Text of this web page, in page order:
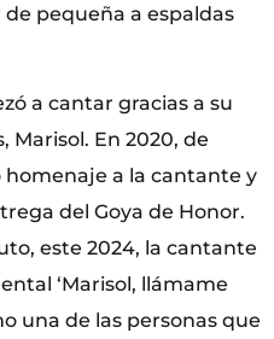
pequeña a espaldas
a cantar gracias a su
Marisol. En 2020, de
a la cantante y
del Goya de Honor.
este 2024, la cantante
‘Marisol, llámame
una de las personas que